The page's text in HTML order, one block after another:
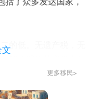
括了众多发达国家，
的低。无遗产税，无
文
更多移民>